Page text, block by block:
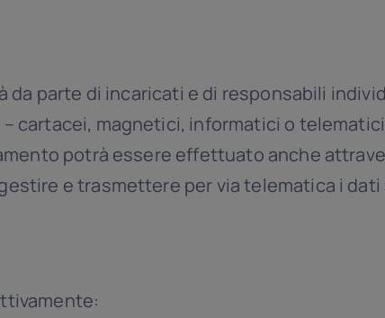
parte di incaricati e di responsabili
cartacei, magnetici, informatici o
potrà essere effettuato anche
e trasmettere per via telematica i